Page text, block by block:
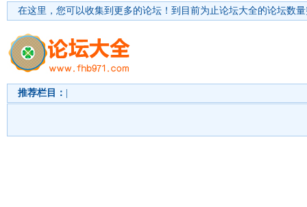
在这里，您可以收集到更多的论坛！ 到目前为止论坛大全的论坛数
推荐栏目：